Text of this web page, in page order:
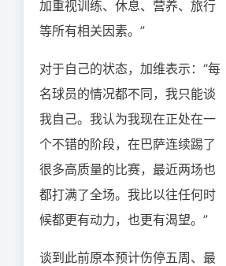
加重视训练、休息、营养、旅行
等所有相关因素。”
对于自己的状态，加维表示：“每
名球员的情况都不同，我只能谈
我自己。我认为我现在正处在一
个不错的阶段，在巴萨连续踢了
很多高质量的比赛，最近两场也
都打满了全场。我比以往任何时
候都更有动力，也更有渴望。”
谈到此前原本预计伤停五周、最